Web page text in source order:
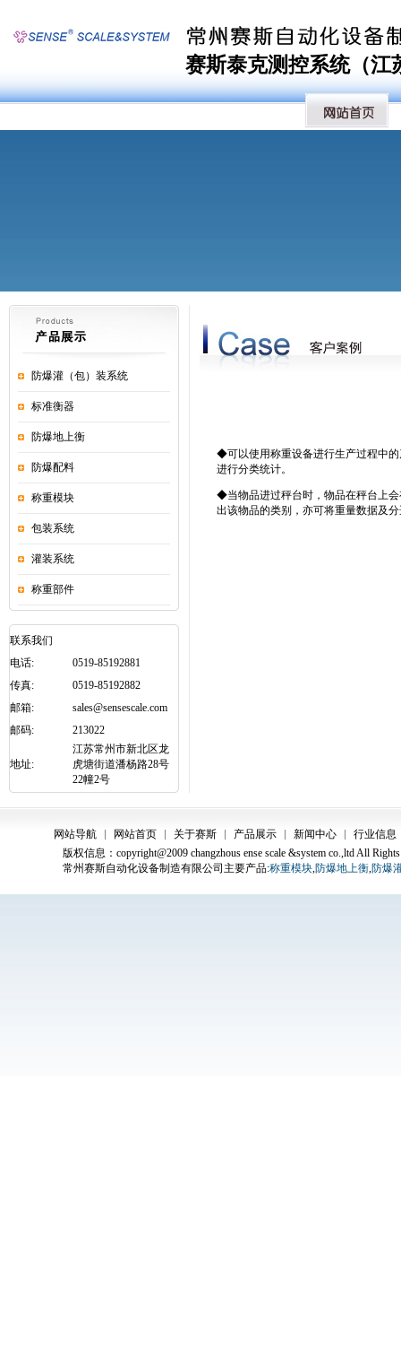
赛斯泰克测控系统（江苏）
防爆灌（包）装系统
标准衡器
防爆地上衡
防爆配料
称重模块
包装系统
灌装系统
称重部件
联系我们
电话:
0519-85192881
传真:
0519-85192882
邮箱:
sales@sensescale.com
邮码:
213022
地址:
江苏常州市新北区龙
虎塘街道潘杨路28号
22幢2号
◆可以使用称重设备进行生产过程中
进行分类统计。
◆当物品进过秤台时，物品在秤台上
出该物品的类别，亦可将重量数据及
网站导航 网站首页 关于赛斯 产品展示 新闻中心
行业信息
版权信息：copyright@2009 changzhous ense scale &system co.,ltd All Rights
常州赛斯自动化设备制造有限公司主要产品:称重模块,防爆地上衡,防爆